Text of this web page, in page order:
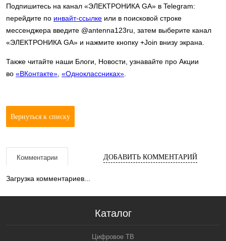
Подпишитесь на канал «ЭЛЕКТРОНИКА GA» в Telegram:
перейдите по инвайт-ссылке или в поисковой строке
мессенджера введите @antenna123ru, затем выберите канал
«ЭЛЕКТРОНИКА GA» и нажмите кнопку +Join внизу экрана.
Также читайте наши Блоги, Новости, узнавайте про Акции
во «ВКонтакте» «Одноклассниках»
Вернуться к списку
Комментарии ДОБАВИТЬ КОММЕНТАРИЙ
Загрузка комментариев...
Каталог
Цифровое ТВ